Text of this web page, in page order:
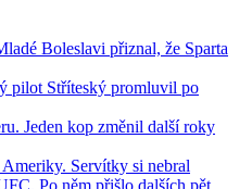
Boleslavi přiznal, že Sparta
pilot Stříteský promluvil po
Jeden kop změnil další roky
Servítky si nebral
Po něm přišlo dalších pět